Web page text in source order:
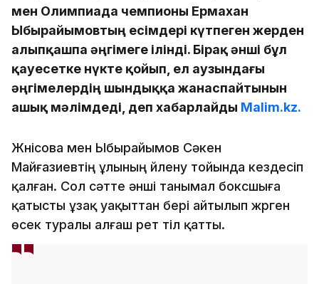
мен Олимпиада чемпионы Ермахан
Ыбырайымовтың есімдері күтпеген жерден
алыпқашпа әңгімеге ілінді. Бірақ әнші бұл
қауесетке нүкте қойып, ел аузындағы
әңгімелердің шындыққа жанаспайтынын
ашық мәлімдеді, деп хабарлайды Malim.kz.
Жүнісова мен Ыбырайымов Сәкен
Майғазиевтің ұлының үйлену тойында кездесіп
қалған. Сол сәтте әнші танымал боксшыға
қатысты ұзақ уақыттан бері айтылып жүрген
өсек туралы алғаш рет тіл қатты.